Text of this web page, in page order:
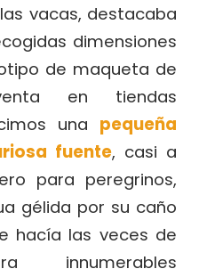
vacas, destacaba
dimensiones
de maqueta de
en tiendas
una pequeña
fuente, casi a
para peregrinos,
gélida por su caño
hacía las veces de
innumerables